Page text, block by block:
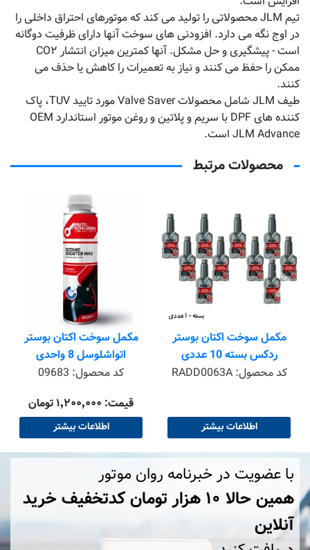
تیم JLM محصولاتی را تولید می کند که موتورهای احتراق داخلی را
در اوج نگه می دارد. افزودنی های سوخت آنها دارای ظرفیت دوگانه
است - پیشگیری و حل مشکل. آنها کمترین میزان انتشار CO۲
ممکن را حفظ می کنند و نیاز به تعمیرات را کاهش یا حذف می
کنند.
طیف JLM شامل محصولات Valve Saver مورد تایید TUV، پاک
کننده های DPF با سریم و پلاتین و روغن موتور استاندارد OEM
JLM Advance است.
محصولات مرتبط
مکمل سوخت اکتان بوستر
ردکس بسته 10 عددی
کد محصول:RADD0063A
اطلاعات بیشتر
مکمل سوخت اکتان بوستر
اتواشلوسل 8 واحدی
Autoschlussel Octane
کد محصول: 09683
قیمت: ۱٬۲۰۰٬۰۰۰ تومان
اطلاعات بیشتر
با عضویت در خبرنامه روان موتور
همین حالا ۱۰ هزار تومان کد‌تخفیف خرید
آنلاین